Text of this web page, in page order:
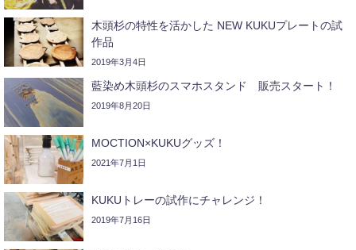
木頭杉の特性を活かした NEW KUKUプレートの試
作品
2019年3月4日
藍染め木頭杉のスマホスタンド 販売スタート！
2019年8月20日
MOCTION×KUKUグッズ！
2021年7月1日
KUKUトレーの試作にチャレンジ！
2019年7月16日